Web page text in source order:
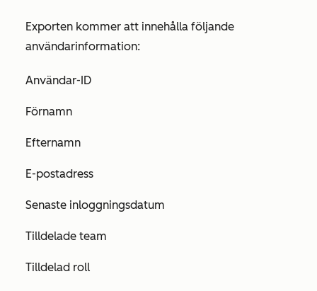
Exporten kommer att innehålla följande
användarinformation:
Användar-ID
Förnamn
Efternamn
E-postadress
Senaste inloggningsdatum
Tilldelade team
Tilldelad roll